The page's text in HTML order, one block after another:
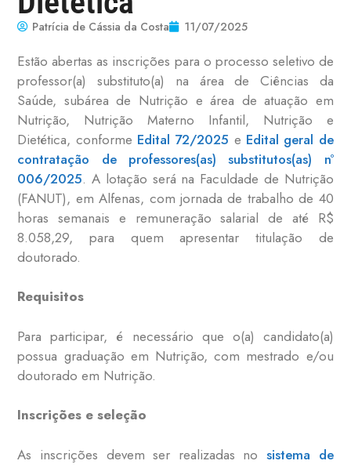
Patrícia de Cássia da Costa 11/07/2025
Estão abertas as inscrições para o processo seletivo de
professor(a) substituto(a) na área de Ciências da
Saúde, subárea de Nutrição eárea deatuação em
Nutrição, Nutrição Materno Infantil, Nutrição e
Dietética, conforme Edital 72/2025 e Edital geral de
contratação de professores(as) substitutos(as) nº
006/2025. A lotação será na Faculdade de Nutrição
(FANUT), em Alfenas, com jornada de trabalho de 40
horas semanais e remuneração salarial de até R$
8.058,29, para quem apresentar titulação de
doutorado.
Requisitos
Para participar, é necessário que o(a) candidato(a)
possua graduação em Nutrição, com mestrado e/ou
doutorado em Nutrição.
Inscrições e seleção
As inscrições devem ser realizadas nosistema de